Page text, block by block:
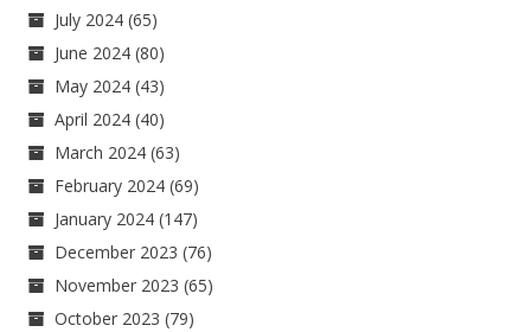
July 2024 (65)
June 2024 (80)
May 2024 (43)
April 2024 (40)
March 2024 (63)
February 2024 (69)
January 2024 (147)
December 2023 (76)
November 2023 (65)
October 2023 (79)